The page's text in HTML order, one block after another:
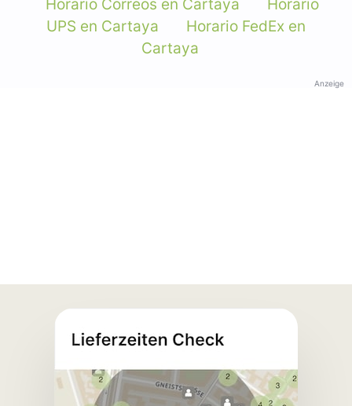
Horario Correos en Cartaya
Horario
UPS en Cartaya
Horario FedEx en
Cartaya
Anzeige